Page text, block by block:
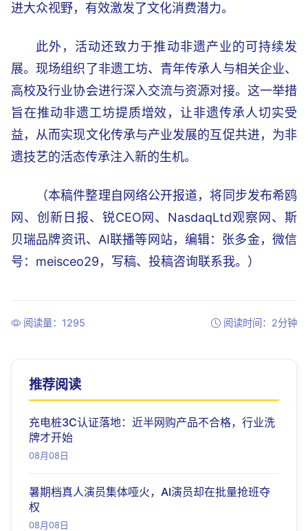
进大众视野，有效激发了文化消费潜力。
此外，活动还致力于推动非遗产业的可持续发
展。现场组织了非遗工坊、青年传承人与相关企业、
高校及行业协会进行深入交流与资源对接。这一举措
旨在推动非遗工坊提质增效，让非遗传承人切实受
益，从而实现文化传承与产业发展的互促共进，为非
遗技艺的活态传承注入新的生机。
（本稿件整理自网络公开报道，将同步发布希鸥
网、创新日报、锐CEO网、NasdaqLtd观察网、斯
贝瑞品牌资讯、AI联播等网站，编辑：张多金，微信
号：meisceo29，写稿、投稿咨询联系我。）
阅读量：1295 阅读时间：2分钟
推荐阅读
充电桩3C认证落地：近半网购产品不合格，行业洗
牌才开始
08月08日
暑期档真人演员集体哑火，AI演员却在批量抢班夺
权
08月08日